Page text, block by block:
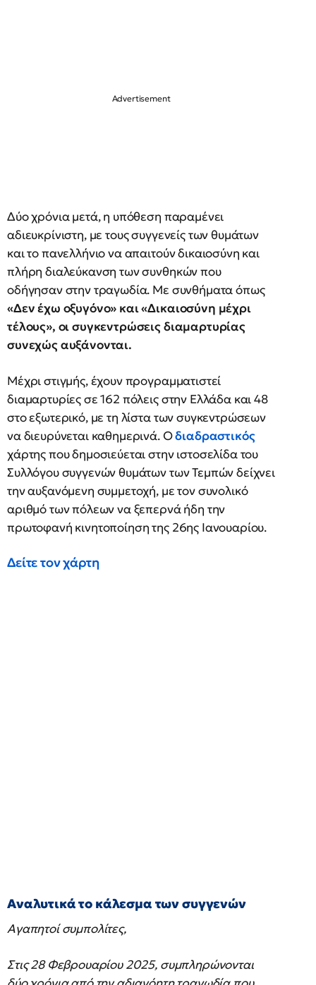
Δύο χρόνια μετά, η υπόθεση παραμένει
αδιευκρίνιστη, με τους συγγενείς των θυμάτων
και το πανελλήνιο να απαιτούν δικαιοσύνη και
πλήρη διαλεύκανση των συνθηκών που
οδήγησαν στην τραγωδία. Με συνθήματα όπως
«Δεν έχω οξυγόνο» και «Δικαιοσύνη μέχρι
τέλους», οι συγκεντρώσεις διαμαρτυρίας
συνεχώς αυξάνονται.
Μέχρι στιγμής, έχουν προγραμματιστεί
διαμαρτυρίες σε 162 πόλεις στην Ελλάδα και 48
στο εξωτερικό, με τη λίστα των συγκεντρώσεων
να διευρύνεται καθημερινά. Οδιαδραστικός
χάρτης που δημοσιεύεται στην ιστοσελίδα του
Συλλόγου συγγενών θυμάτων των Τεμπών δείχνει
την αυξανόμενη συμμετοχή, με τον συνολικό
αριθμό των πόλεων να ξεπερνά ήδη την
πρωτοφανή κινητοποίηση της 26ης Ιανουαρίου.
Δείτε τον χάρτη
Αναλυτικά το κάλεσμα των συγγενών
Αγαπητοί συμπολίτες,
Στις 28 Φεβρουαρίου 2025, συμπληρώνονται